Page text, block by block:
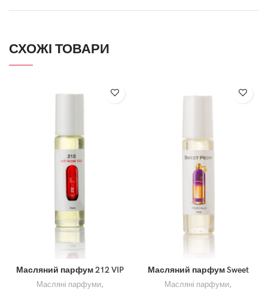
СХОЖІ ТОВАРИ
Масляний парфум 212 VIP
Rose Red
Масляні парфуми,
Масляний парфум Sweet
Peony
Масляні парфуми,